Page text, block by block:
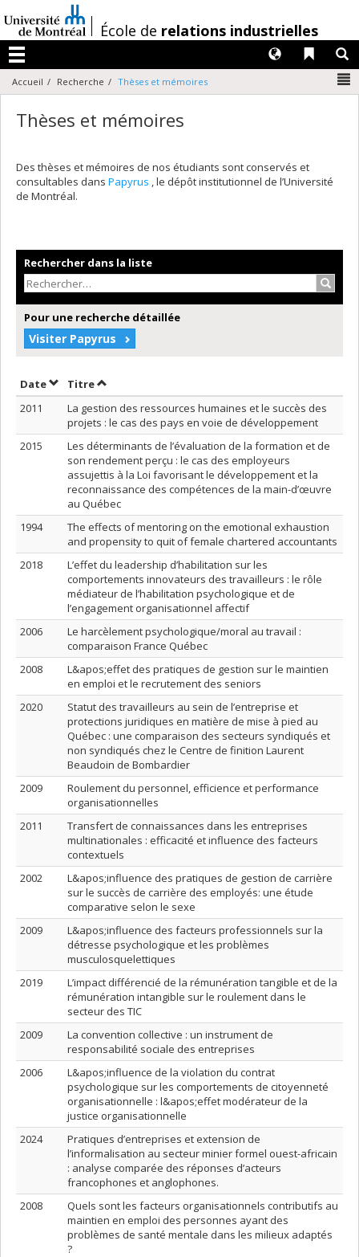
au
contenu
/École de relations industrielles
Menu
Liens
Langues
Accueil Recherche Thèses et mémoires
Thèses et mémoires
Des thèses et mémoires de nos étudiants sont conservés et
consultables dans Papyrus , le dépôt institutionnel de l’Université
de Montréal.
Rechercher dans la liste
Pour une recherche détaillée
Visiter Papyrus
DateTrier par date en ordre décroissant
TitreTrier par titre en ordre décroissant
2011
La gestion des ressources humaines et le succès des
projets : le cas des pays en voie de développement
2015
Les déterminants de l’évaluation de la formation et de
son rendement perçu : le cas des employeurs
assujettis à la Loi favorisant le développement et la
reconnaissance des compétences de la main-d’œuvre
au Québec
1994
The effects of mentoring on the emotional exhaustion
and propensity to quit of female chartered accountants
2018
L’effet du leadership d’habilitation sur les
comportements innovateurs des travailleurs : le rôle
médiateur de l’habilitation psychologique et de
l’engagement organisationnel affectif
2006
Le harcèlement psychologique/moral au travail :
comparaison France Québec
2008
L&apos;effet des pratiques de gestion sur le maintien
en emploi et le recrutement des seniors
2020
Statut des travailleurs au sein de l’entreprise et
protections juridiques en matière de mise à pied au
Québec : une comparaison des secteurs syndiqués et
non syndiqués chez le Centre de finition Laurent
Beaudoin de Bombardier
2009
Roulement du personnel, efficience et performance
organisationnelles
2011
Transfert de connaissances dans les entreprises
multinationales : efficacité et influence des facteurs
contextuels
2002
L&apos;influence des pratiques de gestion de carrière
sur le succès de carrière des employés: une étude
comparative selon le sexe
2009
L&apos;influence des facteurs professionnels sur la
détresse psychologique et les problèmes
musculosquelettiques
2019
L’impact différencié de la rémunération tangible et de la
rémunération intangible sur le roulement dans le
secteur des TIC
2009
La convention collective : un instrument de
responsabilité sociale des entreprises
2006
L&apos;influence de la violation du contrat
psychologique sur les comportements de citoyenneté
organisationnelle : l&apos;effet modérateur de la
justice organisationnelle
2024
Pratiques d’entreprises et extension de
l’informalisation au secteur minier formel ouest-africain
: analyse comparée des réponses d’acteurs
francophones et anglophones.
2008
Quels sont les facteurs organisationnels contributifs au
maintien en emploi des personnes ayant des
problèmes de santé mentale dans les milieux adaptés
?